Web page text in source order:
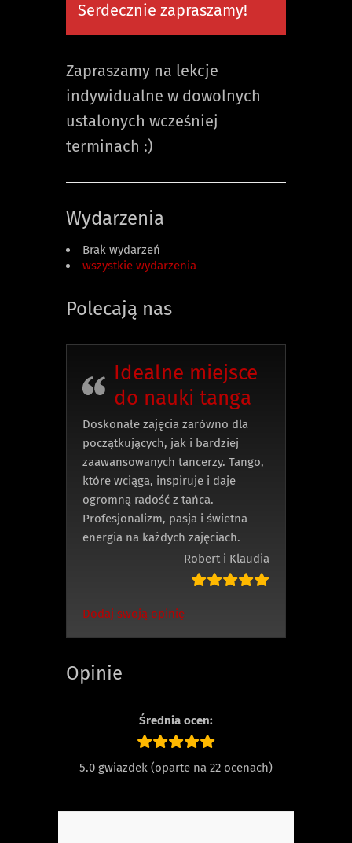
Serdecznie zapraszamy!
Zapraszamy na lekcje
indywidualne w dowolnych
ustalonych wcześniej
terminach :)
Wydarzenia
Brak wydarzeń
wszystkie wydarzenia
Polecają nas
Idealne miejsce
do nauki tanga
Doskonałe zajęcia zarówno dla
początkujących, jak i bardziej
zaawansowanych tancerzy. Tango,
które wciąga, inspiruje i daje
ogromną radość z tańca.
Profesjonalizm, pasja i świetna
energia na każdych zajęciach.
Robert i Klaudia
Dodaj swoją opinię
Opinie
Średnia ocen:
5.0 gwiazdek (oparte na 22 ocenach)